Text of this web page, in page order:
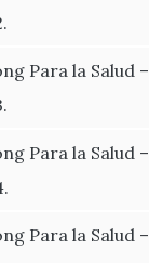
Para la Salud –
Para la Salud –
Para la Salud –